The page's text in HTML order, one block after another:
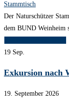
Stammtisch
Der Naturschützer
dem BUND Weinheim
19 Sep.
Exkursion nach
19. September 2026